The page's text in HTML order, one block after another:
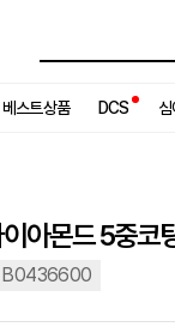
베스트상품 DCS
아몬드 5중코
B0436600